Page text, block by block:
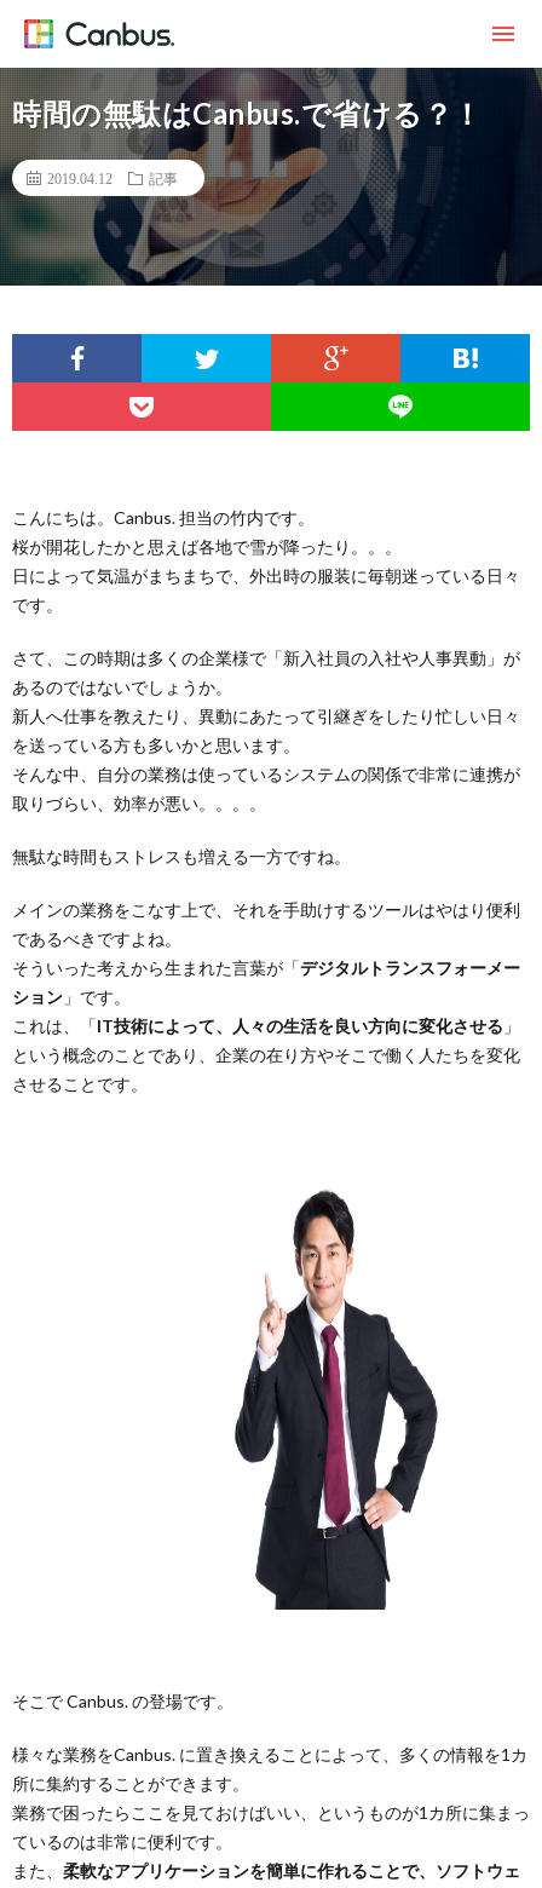
時間の無駄はCanbus.で省ける？！
2019.04.12 記事
こんにちは。Canbus. 担当の竹内です。
桜が開花したかと思えば各地で雪が降ったり。。。
日によって気温がまちまちで、外出時の服装に毎朝迷っている日々
です。
さて、この時期は多くの企業様で「新入社員の入社や人事異動」が
あるのではないでしょうか。
新人へ仕事を教えたり、異動にあたって引継ぎをしたり忙しい日々
を送っている方も多いかと思います。
そんな中、自分の業務は使っているシステムの関係で非常に連携が
取りづらい、効率が悪い。。。。
無駄な時間もストレスも増える一方ですね。
メインの業務をこなす上で、それを手助けするツールはやはり便利
であるべきですよね。
そういった考えから生まれた言葉が「デジタルトランスフォーメー
ション 」です。
これは、「IT技術によって、人々の生活を良い方向に変化させる 」
という概念のことであり、企業の在り方やそこで働く人たちを変化
させることです。
そこで Canbus. の登場です。
様々な業務をCanbus. に置き換えることによって、多くの情報を1カ
所に集約することができます。
業務で困ったらここを見ておけばいい、というものが1カ所に集まっ
ているのは非常に便利です。
また、 柔軟なアプリケーションを簡単に作れることで、ソフトウェ